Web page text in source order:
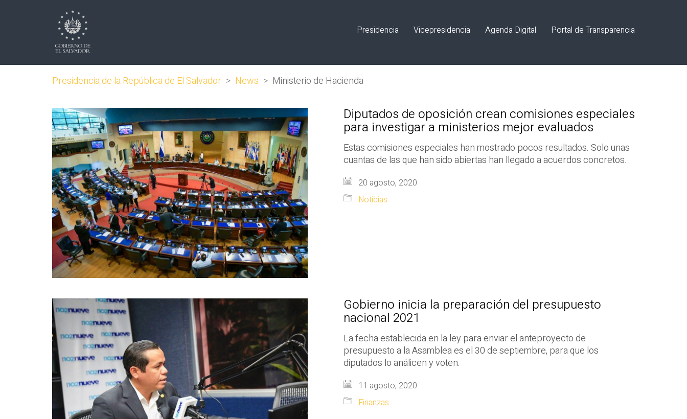
Presidencia Vicepresidencia Agenda Digital Portal de Transparencia
Presidencia de la República de El Salvador > News > Ministerio de Hacienda
Diputados de oposición crean comisiones especiales
para investigar a ministerios mejor evaluados
Estas comisiones especiales han mostrado pocos resultados. Solo unas
cuantas de las que han sido abiertas han llegado a acuerdos concretos.
20 agosto, 2020
Noticias
Gobierno inicia la preparación del presupuesto
nacional 2021
La fecha establecida en la ley para enviar el anteproyecto de
presupuesto a la Asamblea es el 30 de septiembre, para que los
diputados lo análicen y voten.
11 agosto, 2020
Finanzas